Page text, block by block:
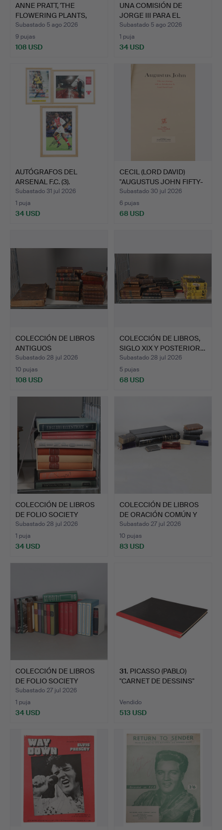
ANNE PRATT, 'THE
FLOWERING PLANTS,
GRASSES…
Subastado 5 ago 2026
9 pujas
108 USD
UNA COMISIÓN DE
JORGE III PARA EL
CAPITÁN …
Subastado 5 ago 2026
1 puja
34 USD
AUTÓGRAFOS DEL
ARSENAL F.C. (3).
Subastado 31 jul 2026
1 puja
34 USD
CECIL (LORD DAVID)
"AUGUSTUS JOHN FIFTY-
TW…
Subastado 30 jul 2026
6 pujas
68 USD
COLECCIÓN DE LIBROS
ANTIGUOS
ENCUADERNADOS…
Subastado 28 jul 2026
10 pujas
108 USD
COLECCIÓN DE LIBROS,
SIGLO XIX Y POSTERIOR…
Subastado 28 jul 2026
5 pujas
68 USD
COLECCIÓN DE LIBROS
DE FOLIO SOCIETY
(CANT…
Subastado 28 jul 2026
1 puja
34 USD
COLECCIÓN DE LIBROS
DE ORACIÓN COMÚN Y
BIB…
Subastado 27 jul 2026
10 pujas
83 USD
COLECCIÓN DE LIBROS
DE FOLIO SOCIETY
(CANT…
Subastado 27 jul 2026
1 puja
34 USD
31. PICASSO (PABLO)
"CARNET DE DESSINS"
Vendido
513 USD